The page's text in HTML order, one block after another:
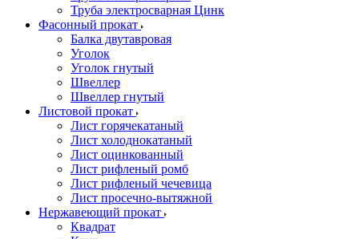
Труба электросварная Цинк
Фасонный прокат
Балка двутавровая
Уголок
Уголок гнутый
Швеллер
Швеллер гнутый
Листовой прокат
Лист горячекатаный
Лист холоднокатаный
Лист оцинкованный
Лист рифленый ромб
Лист рифленый чечевица
Лист просечно-вытяжной
Нержавеющий прокат
Квадрат